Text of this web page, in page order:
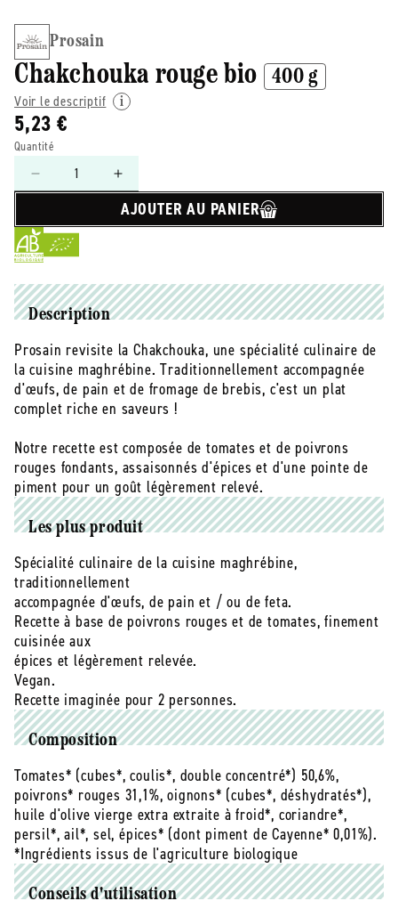
Prosain
Chakchouka rouge bio 400 g
Voir le descriptif
5,23 €
Quantité
Réduire
de
Prosain
-
Chakchouka
bio
-
400
g
Augmenter
la
quantité
-
Chakchouka
bio
-
400
g
AJOUTER AU PANIER
Description
Prosain revisite la Chakchouka, une spécialité culinaire de
la cuisine maghrébine. Traditionnellement accompagnée
d'œufs, de pain et de fromage de brebis, c'est un plat
complet riche en saveurs !
Notre recette est composée de tomates et de poivrons
rouges fondants, assaisonnés d'épices et d'une pointe de
piment pour un goût légèrement relevé.
Les plus produit
Spécialité culinaire de la cuisine maghrébine,
traditionnellement
accompagnée d'œufs, de pain et / ou de feta.
Recette à base de poivrons rouges et de tomates, finement
cuisinée aux
épices et légèrement relevée.
Vegan.
Recette imaginée pour 2 personnes.
Composition
Tomates* (cubes*, coulis*, double concentré*) 50,6%,
poivrons* rouges 31,1%, oignons* (cubes*, déshydratés*),
huile d'olive vierge extra extraite à froid*, coriandre*,
persil*, ail*, sel, épices* (dont piment de Cayenne* 0,01%).
*Ingrédients issus de l'agriculture biologique
Conseils d'utilisation